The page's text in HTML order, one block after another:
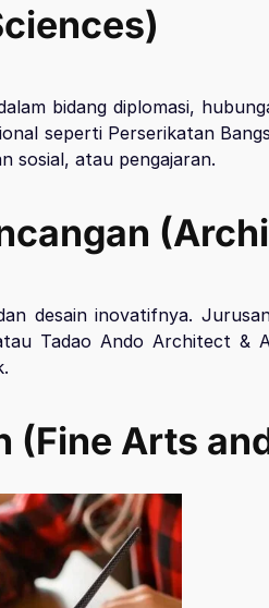
bidang diplomasi,
seperti Perserikatan
sosial, atau pengajaran.
desain inovatifnya.
Tadao Ando Architect &
(Fine Arts